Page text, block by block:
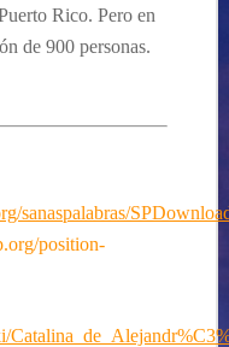
Rico. Pero en
de 900 personas.
sanaspalabras/
position-